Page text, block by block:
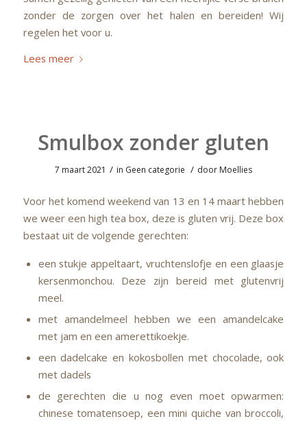
zonder de zorgen over het halen en bereiden! Wij
regelen het voor u.
Lees meer
Smulbox zonder gluten
7 maart 2021 / in Geen categorie / door Moellies
Voor het komend weekend van 13 en 14 maart hebben
we weer een high tea box, deze is gluten vrij. Deze box
bestaat uit de volgende gerechten:
een stukje appeltaart, vruchtenslofje en een glaasje
kersenmonchou. Deze zijn bereid met glutenvrij
meel.
met amandelmeel hebben we een amandelcake
met jam en een amerettikoekje.
een dadelcake en kokosbollen met chocolade, ook
met dadels
de gerechten die u nog even moet opwarmen:
chinese tomatensoep, een mini quiche van broccoli,